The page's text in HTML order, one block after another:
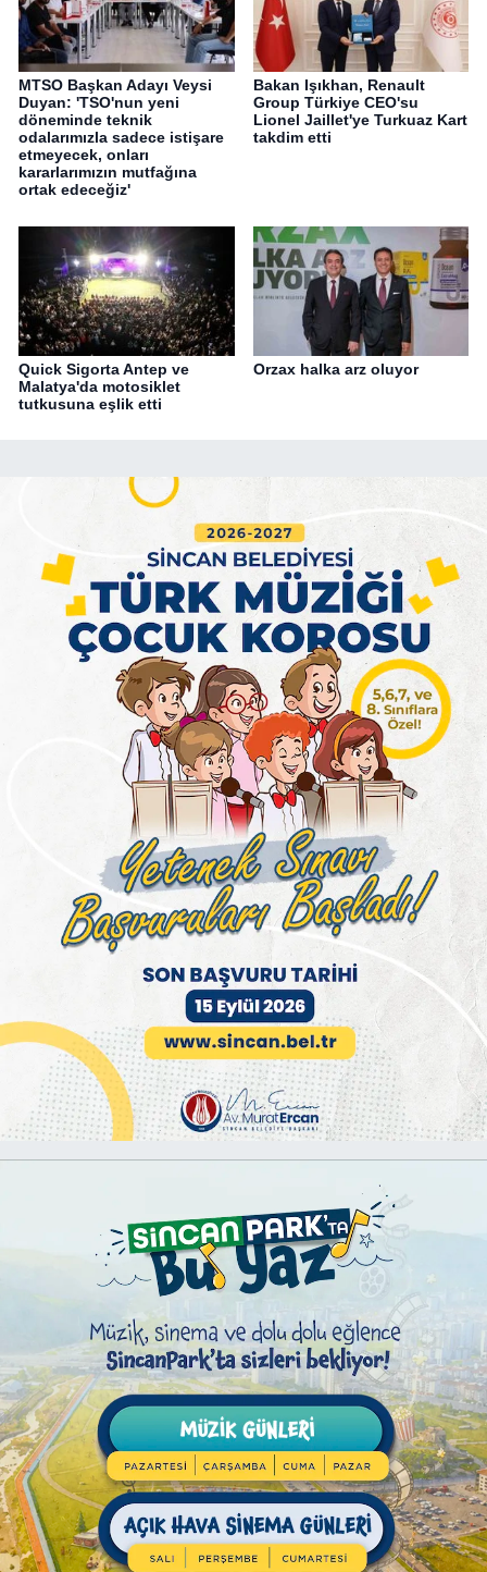
MTSO Başkan Adayı Veysi
Duyan: 'TSO'nun yeni
döneminde teknik
odalarımızla sadece istişare
etmeyecek, onları
kararlarımızın mutfağına
ortak edeceğiz'
Bakan Işıkhan, Renault
Group Türkiye CEO'su
Lionel Jaillet'ye Turkuaz Kart
takdim etti
Quick Sigorta Antep ve
Malatya'da motosiklet
tutkusuna eşlik etti
Orzax halka arz oluyor